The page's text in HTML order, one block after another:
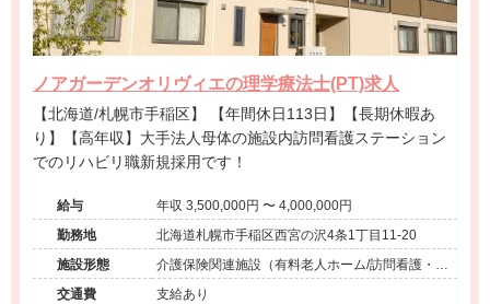
ノアガーデンオリヴィエの理学療法士(PT)求人
【北海道/札幌市手稲区】 【年間休日113日】【長期休暇あ
り】【高年収】大手法人母体の施設内訪問看護ステーション
でのリハビリ職新規採用です！
給与
年収 3,500,000円 〜 4,000,000円
勤務地
北海道札幌市手稲区西宮の沢4条1丁目11-20
施設形態
介護保険関連施設（有料老人ホーム/訪問看護・リ
ハ）
交通費 支給あり